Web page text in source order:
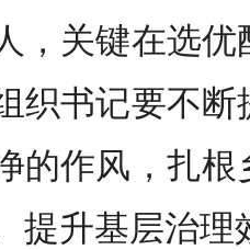
，关键在选
织书记要不
的作风，扎
提升基层治